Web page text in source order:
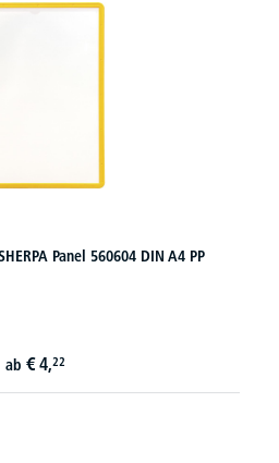
Panel 560604 DIN A4 PP
ab € 4,22